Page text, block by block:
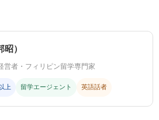
）
営者・フィリピン留学専門家
上 留学エージェント 英語話者